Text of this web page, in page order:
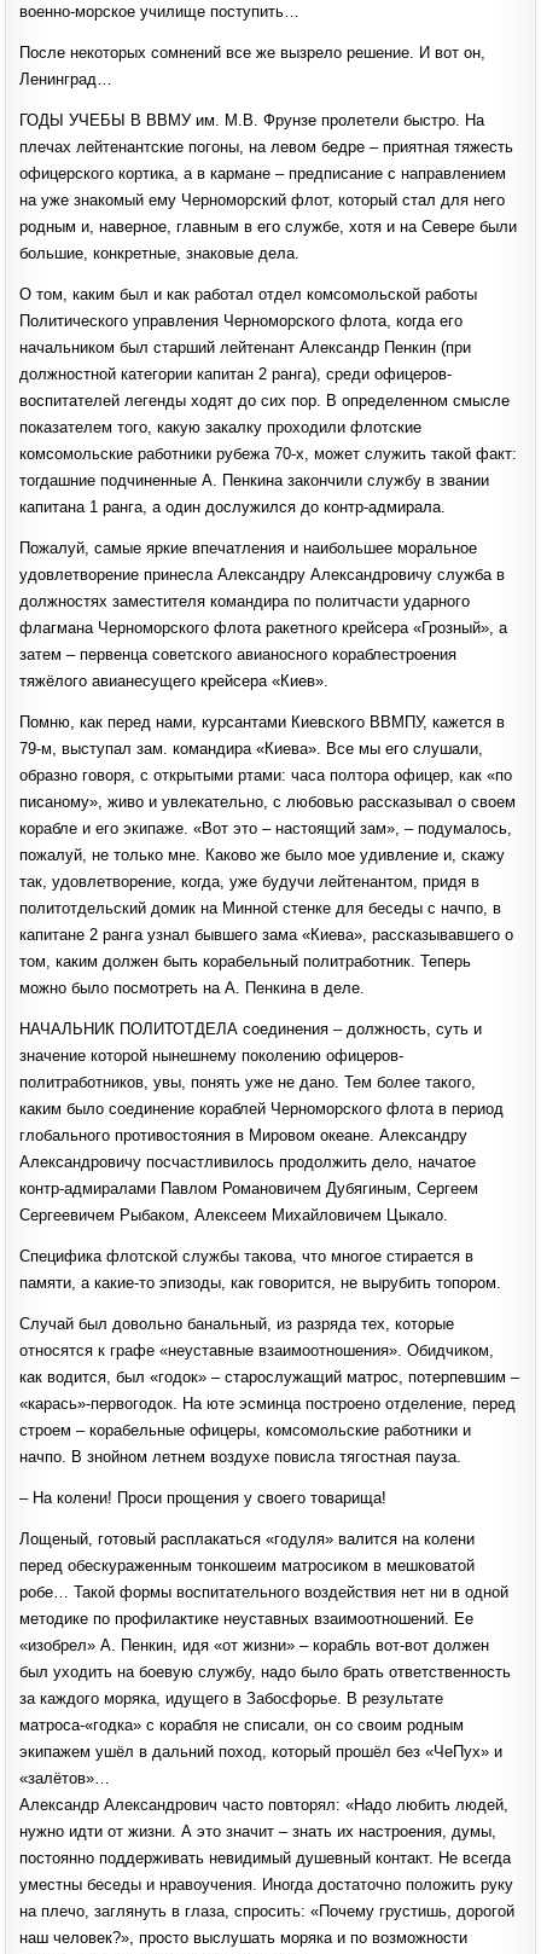
военно-морское училище поступить…
После некоторых сомнений все же вызрело решение. И вот он,
Ленинград…
ГОДЫ УЧЕБЫ В ВВМУ им. М.В. Фрунзе пролетели быстро. На
плечах лейтенантские погоны, на левом бедре – приятная тяжесть
офицерского кортика, а в кармане – предписание с направлением
на уже знакомый ему Черноморский флот, который стал для него
родным и, наверное, главным в его службе, хотя и на Севере были
большие, конкретные, знаковые дела.
О том, каким был и как работал отдел комсомольской работы
Политического управления Черноморского флота, когда его
начальником был старший лейтенант Александр Пенкин (при
должностной категории капитан 2 ранга), среди офицеров-
воспитателей легенды ходят до сих пор. В определенном смысле
показателем того, какую закалку проходили флотские
комсомольские работники рубежа 70-х, может служить такой факт:
тогдашние подчиненные А. Пенкина закончили службу в звании
капитана 1 ранга, а один дослужился до контр-адмирала.
Пожалуй, самые яркие впечатления и наибольшее моральное
удовлетворение принесла Александру Александровичу служба в
должностях заместителя командира по политчасти ударного
флагмана Черноморского флота ракетного крейсера «Грозный», а
затем – первенца советского авианосного кораблестроения
тяжёлого авианесущего крейсера «Киев».
Помню, как перед нами, курсантами Киевского ВВМПУ, кажется в
79-м, выступал зам. командира «Киева». Все мы его слушали,
образно говоря, с открытыми ртами: часа полтора офицер, как «по
писаному», живо и увлекательно, с любовью рассказывал о своем
корабле и его экипаже. «Вот это – настоящий зам», – подумалось,
пожалуй, не только мне. Каково же было мое удивление и, скажу
так, удовлетворение, когда, уже будучи лейтенантом, придя в
политотдельский домик на Минной стенке для беседы с начпо, в
капитане 2 ранга узнал бывшего зама «Киева», рассказывавшего о
том, каким должен быть корабельный политработник. Теперь
можно было посмотреть на А. Пенкина в деле.
НАЧАЛЬНИК ПОЛИТОТДЕЛА соединения – должность, суть и
значение которой нынешнему поколению офицеров-
политработников, увы, понять уже не дано. Тем более такого,
каким было соединение кораблей Черноморского флота в период
глобального противостояния в Мировом океане. Александру
Александровичу посчастливилось продолжить дело, начатое
контр-адмиралами Павлом Романовичем Дубягиным, Сергеем
Сергеевичем Рыбаком, Алексеем Михайловичем Цыкало.
Специфика флотской службы такова, что многое стирается в
памяти, а какие-то эпизоды, как говорится, не вырубить топором.
Случай был довольно банальный, из разряда тех, которые
относятся к графе «неуставные взаимоотношения». Обидчиком,
как водится, был «годок» – старослужащий матрос, потерпевшим –
«карась»-первогодок. На юте эсминца построено отделение, перед
строем – корабельные офицеры, комсомольские работники и
начпо. В знойном летнем воздухе повисла тягостная пауза.
– На колени! Проси прощения у своего товарища!
Лощеный, готовый расплакаться «годуля» валится на колени
перед обескураженным тонкошеим матросиком в мешковатой
робе… Такой формы воспитательного воздействия нет ни в одной
методике по профилактике неуставных взаимоотношений. Ее
«изобрел» А. Пенкин, идя «от жизни» – корабль вот-вот должен
был уходить на боевую службу, надо было брать ответственность
за каждого моряка, идущего в Забосфорье. В результате
матроса-«годка» с корабля не списали, он со своим родным
экипажем ушёл в дальний поход, который прошёл без «ЧеПух» и
«залётов»…
Александр Александрович часто повторял: «Надо любить людей,
нужно идти от жизни. А это значит – знать их настроения, думы,
постоянно поддерживать невидимый душевный контакт. Не всегда
уместны беседы и нравоучения. Иногда достаточно положить руку
на плечо, заглянуть в глаза, спросить: «Почему грустишь, дорогой
наш человек?», просто выслушать моряка и по возможности